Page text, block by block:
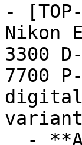
-
Nikon
3300
7700